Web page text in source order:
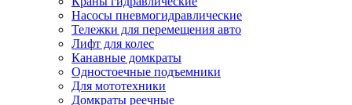
Насосы пневмогидравлические
Тележки для перемещения авто
Лифт для колес
Канавные домкраты
Одностоечные подъемники
Для мототехники
Домкраты реечные